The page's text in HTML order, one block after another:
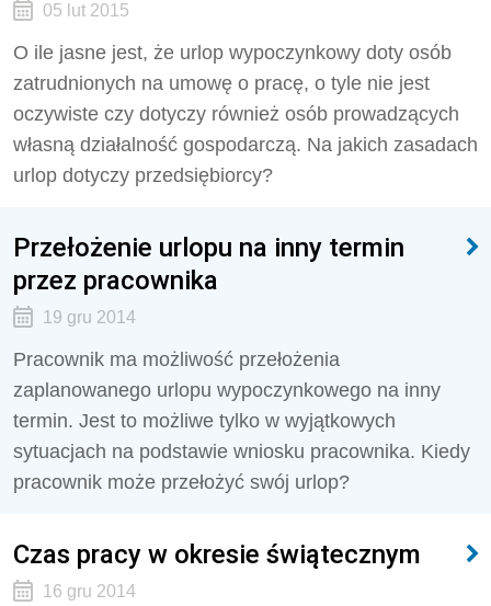
05 lut 2015
O ile jasne jest, że urlop wypoczynkowy doty osób
zatrudnionych na umowę o pracę, o tyle nie jest
oczywiste czy dotyczy również osób prowadzących
własną działalność gospodarczą. Na jakich zasadach
urlop dotyczy przedsiębiorcy?
Przełożenie urlopu na inny termin
przez pracownika
19 gru 2014
Pracownik ma możliwość przełożenia
zaplanowanego urlopu wypoczynkowego na inny
termin. Jest to możliwe tylko w wyjątkowych
sytuacjach na podstawie wniosku pracownika. Kiedy
pracownik może przełożyć swój urlop?
Czas pracy w okresie świątecznym
16 gru 2014